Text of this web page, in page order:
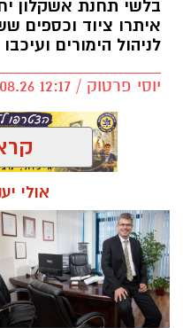
בלשי תחנת אשקלון
איתרו ציוד וכספים
לניהול הימורים
יוסי פרטוק / 12:17 05.08.26
תגים:פשיטה על בית
אולי